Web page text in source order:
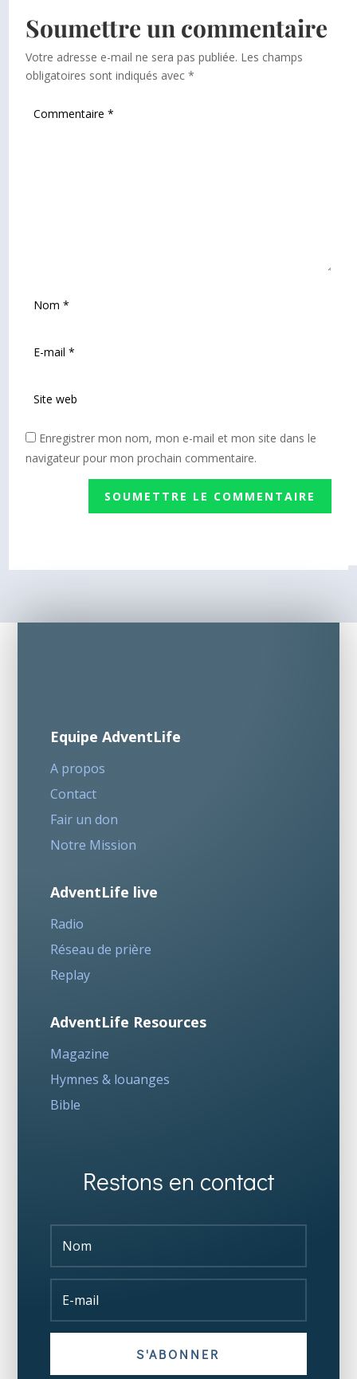
Soumettre un commentaire
Votre adresse e-mail ne sera pas publiée. Les champs
obligatoires sont indiqués avec*
Enregistrer mon nom, mon e-mail et mon site dans le
navigateur pour mon prochain commentaire.
SOUMETTRE LE COMMENTAIRE
Equipe AdventLife
A propos
Contact
Fair un don
Notre Mission
AdventLife live
Radio
Réseau de prière
Replay
AdventLife Resources
Magazine
Hymnes & louanges
Bible
Restons en contact
S'ABONNER